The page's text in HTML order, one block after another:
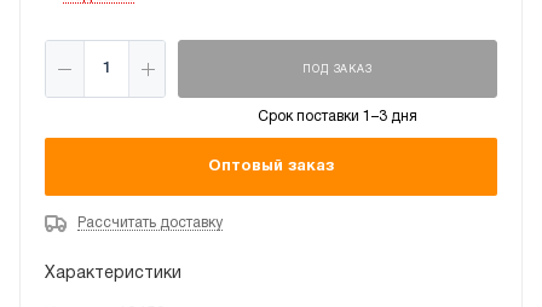
ПОД ЗАКАЗ
Срок поставки 1–3 дня
Оптовый заказ
Рассчитать доставку
Характеристики